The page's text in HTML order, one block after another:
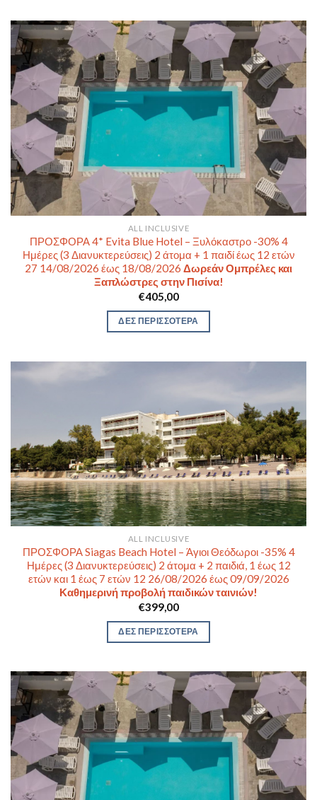
ALL INCLUSIVE
ΠΡΟΣΦΟΡΑ 4* Evita Blue Hotel – Ξυλόκαστρο -30% 4
Ημέρες (3 Διανυκτερεύσεις) 2 άτομα + 1 παιδί έως 12 ετών
27 14/08/2026 έως 18/08/2026 Δωρεάν Ομπρέλες και
Ξαπλώστρες στην Πισίνα!
€405,00
ΔΕΣ ΠΕΡΙΣΣΟΤΕΡΑ
ALL INCLUSIVE
ΠΡΟΣΦΟΡΑ Siagas Beach Hotel – Άγιοι Θεόδωροι -35% 4
Ημέρες (3 Διανυκτερεύσεις) 2 άτομα + 2 παιδιά, 1 έως 12
ετών και 1 έως 7 ετών 12 26/08/2026 έως 09/09/2026
Καθημερινή προβολή παιδικών ταινιών!
€399,00
ΔΕΣ ΠΕΡΙΣΣΟΤΕΡΑ